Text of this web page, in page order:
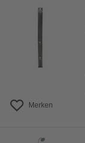
Merken